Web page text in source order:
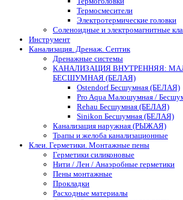
Термосмесители
Электротермические головки
Соленоидные и электромагнитные
Инструмент
Канализация. Дренаж. Септик
Дренажные системы
КАНАЛИЗАЦИЯ ВНУТРЕННЯЯ:
БЕСШУМНАЯ (БЕЛАЯ)
Ostendorf Бесшумная (БЕЛАЯ)
Pro Aqua Малошумная /
Rehau Бесшумная (БЕЛАЯ)
Sinikon Бесшумная (БЕЛАЯ)
Канализация наружная (РЫЖАЯ)
Трапы и желоба канализационные
Клеи. Герметики. Монтажные пены
Герметики силиконовые
Нити / Лен / Анаэробные герметики
Пены монтажные
Прокладки
Расходные материалы